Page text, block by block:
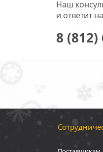
Наш
и ответит
8 (812)